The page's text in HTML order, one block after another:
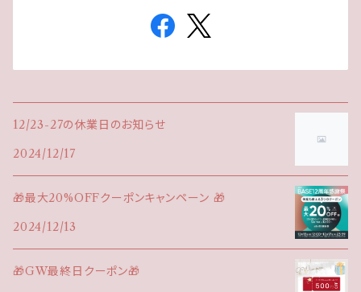
12/23-27の休業日のお知らせ
2024/12/17
🎁最大20%OFFクーポンキャンペーン 🎁
2024/12/13
🎁GW最終日クーポン🎁